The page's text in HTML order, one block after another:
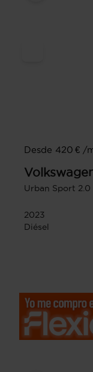
Desde 420 € /
Urban Sport 2.0
2023
Diésel